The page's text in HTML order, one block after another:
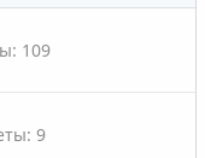
109
9